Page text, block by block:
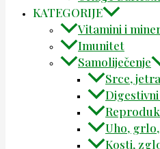
KATEGORIJE
Vitamini i
Imunitet
Samoliječenje
Srce,
Uho,
Kosti,